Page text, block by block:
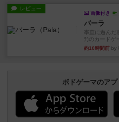
レビュー
画像付き
パーラ
率直に遊んだ
ﾃ)のカードゲ
約10時間前 by
ボドゲーマのア